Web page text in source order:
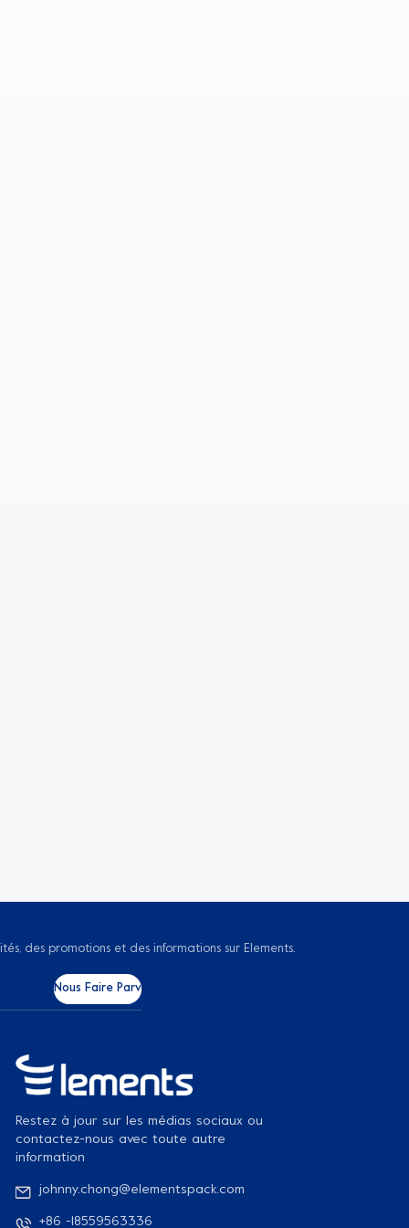
des promotions et des informations sur Elements.
Restez à jour sur les médias sociaux ou
contactez-nous avec toute autre
information
johnny.chong@elementspack.com
+86 -18559563336